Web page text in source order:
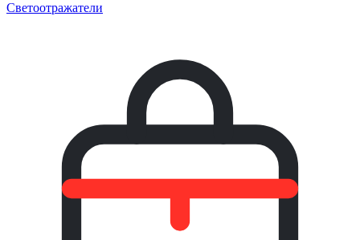
Светоотражатели